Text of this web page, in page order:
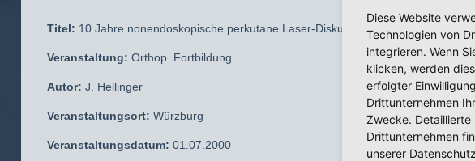
Titel: 10 Jahre nonendoskopische perkutane Laser-Diskudekompression und
Veranstaltung: Orthop. Fortbildung
Autor: J. Hellinger
Veranstaltungsort: Würzburg
Veranstaltungsdatum: 01.07.2000
Diese Website
Technologien von
integrieren. Wenn
klicken, werden
erfolgter
Drittunternehmen
Zwecke.
Drittunternehmen
unserer